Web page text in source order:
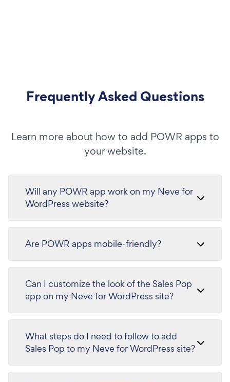
Frequently Asked Questions
Learn more about how to add POWR apps to
your website.
Will any POWR app work on my Neve for
WordPress website?
Are POWR apps mobile-friendly?
Can I customize the look of the Sales Pop
app on my Neve for WordPress site?
What steps do I need to follow to add
Sales Pop to my Neve for WordPress site?